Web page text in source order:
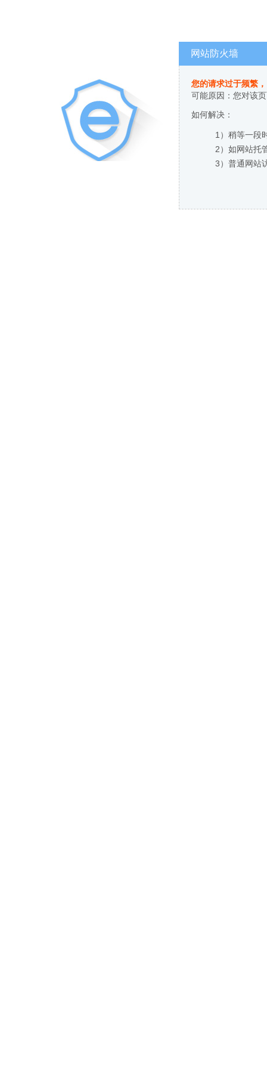
网站防火墙
您的请求过于频繁
可能原因：您对该
如何解决：
1）稍等一段
2）如网站托
3）普通网站